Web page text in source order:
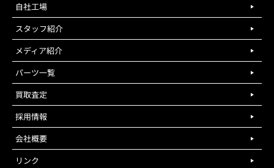
自社工場
スタッフ紹介
メディア紹介
パーツ一覧
買取査定
採用情報
会社概要
リンク